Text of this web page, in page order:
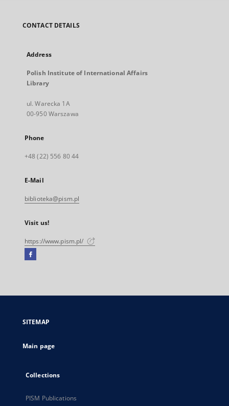
CONTACT DETAILS
Address
Polish Institute of International Affairs
Library
ul. Warecka 1A
00-950 Warszawa
Phone
+48 (22) 556 80 44
E-Mail
biblioteka@pism.pl
Visit us!
https://www.pism.pl/
Facebook
open
new
SITEMAP
Main page
Collections
PISM Publications